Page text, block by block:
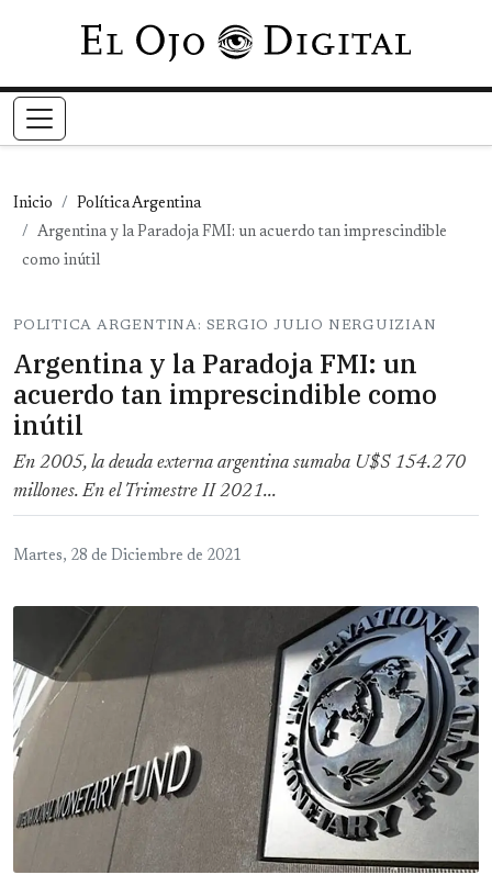
Pasar al contenido principal
Inicio
Política Argentina
Argentina y la Paradoja FMI: un acuerdo tan imprescindible
como inútil
POLITICA ARGENTINA: SERGIO JULIO NERGUIZIAN
Argentina y la Paradoja FMI: un
acuerdo tan imprescindible como
inútil
En 2005, la deuda externa argentina sumaba U$S 154.270
millones. En el Trimestre II 2021...
Martes, 28 de Diciembre de 2021